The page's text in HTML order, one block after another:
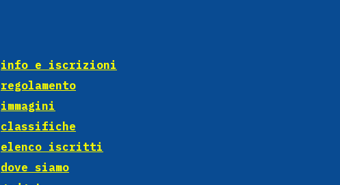
info e iscrizioni
regolamento
immagini
classifiche
elenco iscritti
dove siamo